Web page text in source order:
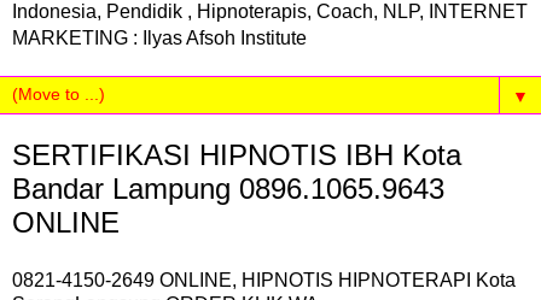
Indonesia, Pendidik , Hipnoterapis, Coach, NLP, INTERNET
MARKETING : Ilyas Afsoh Institute
▼
SERTIFIKASI HIPNOTIS IBH Kota
Bandar Lampung 0896.1065.9643
ONLINE
0821-4150-2649 ONLINE, HIPNOTIS HIPNOTERAPI Kota